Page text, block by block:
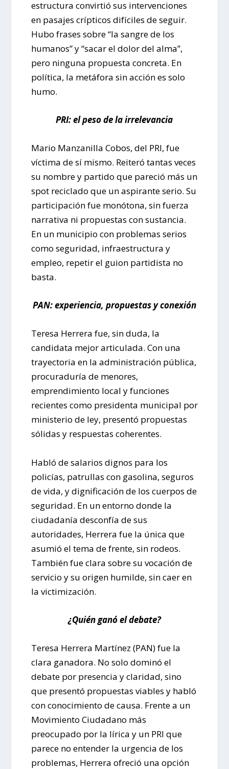
estructura convirtió sus intervenciones
en pasajes crípticos difíciles de seguir.
Hubo frases sobre “la sangre de los
humanos” y “sacar el dolor del alma”,
pero ninguna propuesta concreta. En
política, la metáfora sin acción es solo
humo.
PRI: el peso de la irrelevancia
Mario Manzanilla Cobos, del PRI, fue
víctima de sí mismo. Reiteró tantas veces
su nombre y partido que pareció más un
spot reciclado que un aspirante serio. Su
participación fue monótona, sin fuerza
narrativa ni propuestas con sustancia.
En un municipio con problemas serios
como seguridad, infraestructura y
empleo, repetir el guion partidista no
basta.
PAN: experiencia, propuestas y conexión
Teresa Herrera fue, sin duda, la
candidata mejor articulada. Con una
trayectoria en la administración pública,
procuraduría de menores,
emprendimiento local y funciones
recientes como presidenta municipal por
ministerio de ley, presentó propuestas
sólidas y respuestas coherentes.
Habló de salarios dignos para los
policías, patrullas con gasolina, seguros
de vida, y dignificación de los cuerpos de
seguridad. En un entorno donde la
ciudadanía desconfía de sus
autoridades, Herrera fue la única que
asumió el tema de frente, sin rodeos.
También fue clara sobre su vocación de
servicio y su origen humilde, sin caer en
la victimización.
¿Quién ganó el debate?
Teresa Herrera Martínez (PAN) fue la
clara ganadora. No solo dominó el
debate por presencia y claridad, sino
que presentó propuestas viables y habló
con conocimiento de causa. Frente a un
Movimiento Ciudadano más
preocupado por la lírica y un PRI que
parece no entender la urgencia de los
problemas, Herrera ofreció una opción